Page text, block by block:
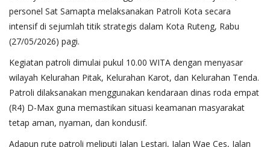
personel Sat Samapta melaksanakan Patroli Kota secara
intensif di sejumlah titik strategis dalam Kota Ruteng, Rabu
(27/05/2026) pagi.
Kegiatan patroli dimulai pukul 10.00 WITA dengan menyasar
wilayah Kelurahan Pitak, Kelurahan Karot, dan Kelurahan Tenda.
Patroli dilaksanakan menggunakan kendaraan dinas roda empat
(R4) D-Max guna memastikan situasi keamanan masyarakat
tetap aman, nyaman, dan kondusif.
Adapun rute patroli meliputi Jalan Lestari, Jalan Wae Ces, Jalan